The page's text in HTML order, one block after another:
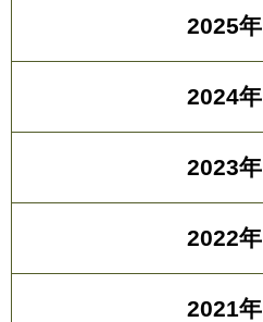
2025年
2024年
2023年
2022年
2021年